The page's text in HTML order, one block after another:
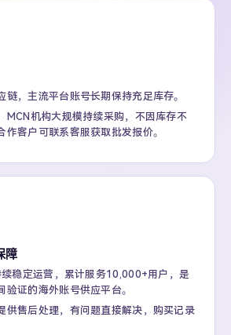
链，主流平台账号长期保持充足库存。
MCN机构大规模持续采购，不因库存不
作客户可联系客服获取批发报价。
障
稳定运营，累计服务10,000+用户，是
验证的海外账号供应平台。
供售后处理，有问题直接解决，购买记录